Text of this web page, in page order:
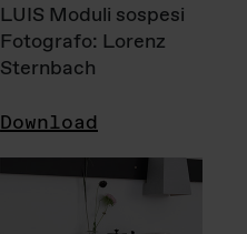
LUIS Moduli sospesi
Fotografo: Lorenz
Sternbach
Download